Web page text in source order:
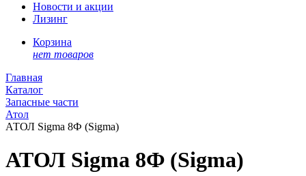
Новости и акции
Лизинг
Корзина
нет товаров
Главная
Каталог
Запасные части
Атол
АТОЛ Sigma 8Ф (Sigma)
АТОЛ Sigma 8Ф (Sigma)